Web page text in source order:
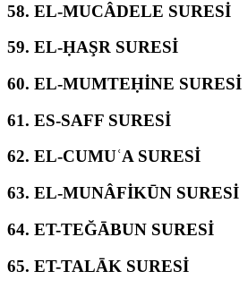
58. EL-MUCÂDELE SURESİ
59. EL-ḤAŞR SURESİ
60. EL-MUMTEḤİNE SURESİ
61. ES-SAFF SURESİ
62. EL-CUMUʿA SURESİ
63. EL-MUNÂFİKŪN SURESİ
64. ET-TEĞĀBUN SURESİ
65. ET-TALĀK SURESİ